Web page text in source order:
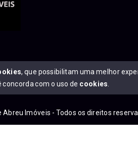
Imóveis - Todos os direitos
, que possibilitam uma melhor
com o uso de cookies